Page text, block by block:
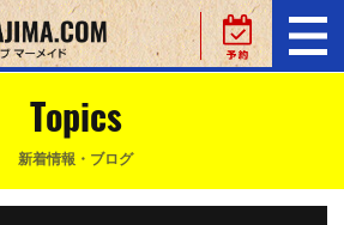
Topics
新着情報・ブログ